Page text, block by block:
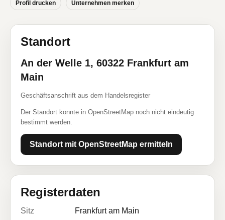
Profil drucken Unternehmen merken
Standort
An der Welle 1, 60322 Frankfurt am
Main
Geschäftsanschrift aus dem Handelsregister
Der Standort konnte in OpenStreetMap noch nicht eindeutig
bestimmt werden.
Standort mit OpenStreetMap ermitteln
Registerdaten
Sitz
Frankfurt am Main